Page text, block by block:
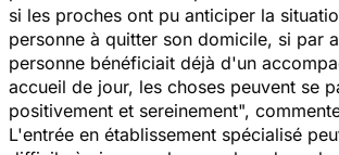
si les proches ont pu anticiper la
personne à quitter son domicile, si par
personne bénéficiait déjà d'un
accueil de jour, les choses peuvent se
positivement et sereinement",
L'entrée en établissement spécialisé